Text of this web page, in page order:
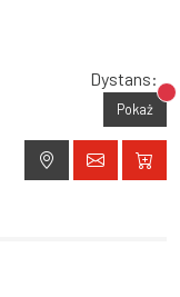
Dystans:
Pokaż